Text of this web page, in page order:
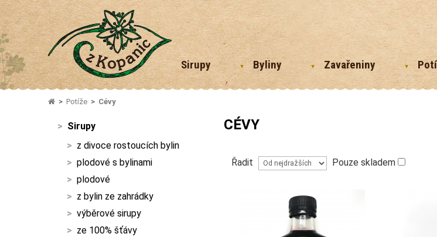
Sirupy Byliny Zavařeniny
Potíže Cévy
Sirupy
z divoce rostoucích bylin
plodové s bylinami
plodové
z bylin ze zahrádky
výběrové sirupy
ze 100% šťávy
CÉVY
Řadit Pouze skladem